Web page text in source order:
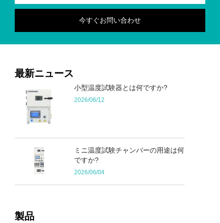
最新ニュース
小型温度試験器とは何ですか?
2026/06/12
ミニ温度試験チャンバーの用途は何
ですか?
2026/06/04
製品